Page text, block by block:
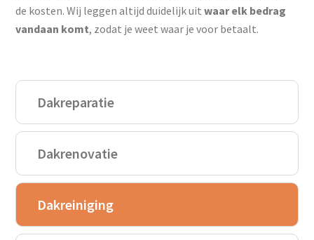
de kosten. Wij leggen altijd duidelijk uitwaar elk bedrag
vandaan komt, zodat je weet waar je voor betaalt.
Dakreparatie
Dakrenovatie
Dakreiniging